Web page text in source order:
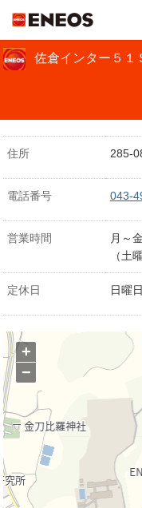
佐倉インター５
住所 285-
電話番号 043-
営業時間
月～
（土
定休日 日曜
+
−